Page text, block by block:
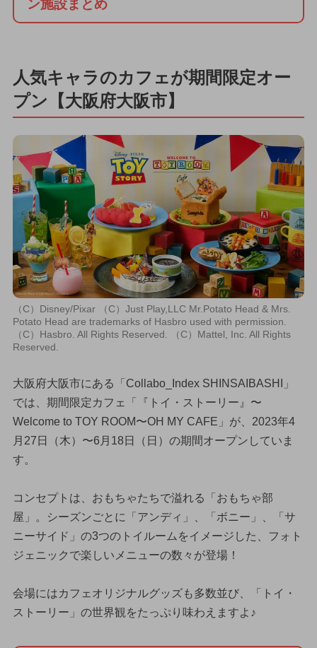
ン施設まとめ
人気キャラのカフェが期間限定オー
プン【大阪府大阪市】
（C）Disney/Pixar （C）Just Play,LLC Mr.Potato Head & Mrs.
Potato Head are trademarks of Hasbro used with permission.
（C）Hasbro. All Rights Reserved. （C）Mattel, Inc. All Rights
Reserved.
大阪府大阪市にある「Collabo_Index SHINSAIBASHI」
では、期間限定カフェ「『トイ・ストーリー』〜
Welcome to TOY ROOM〜OH MY CAFE」が、2023年4
月27日（木）〜6月18日（日）の期間オープンしていま
す。
コンセプトは、おもちゃたちで溢れる「おもちゃ部
屋」。シーズンごとに「アンディ」、「ボニー」、「サ
ニーサイド」の3つのトイルームをイメージした、フォト
ジェニックで楽しいメニューの数々が登場！
会場にはカフェオリジナルグッズも多数並び、「トイ・
ストーリー」の世界観をたっぷり味わえますよ♪